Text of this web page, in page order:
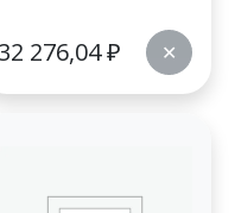
32 276,04₽ ✕